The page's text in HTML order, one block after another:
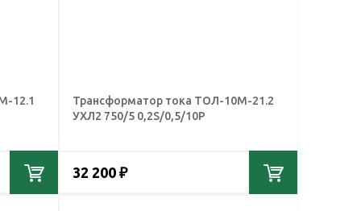
12.1
Трансформатор тока ТОЛ-10М-21.2
УХЛ2 750/5 0,2S/0,5/10Р
32 200 ₽